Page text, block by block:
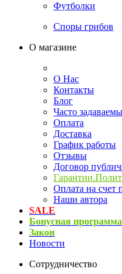
Футболки
Споры грибов
О магазине
О Нас
Контакты
Блог
Часто
Оплата
Доставка
График работы
Отзывы
Договор
Оплата на счет
Наши автора
SALE
Бонусная программа
Закон
Новости
Сотрудничество